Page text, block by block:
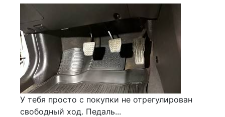
У тебя просто с покупки не отрегулирован
свободный ход. Педаль...